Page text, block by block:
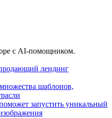
с AI-помощником.
лендинг
шаблонов,
запустить уникальный